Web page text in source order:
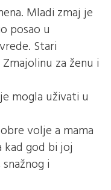
Mladi zmaj je
posao u
Stari
za ženu i
mogla uživati u
volje a mama
kad god bi joj
i